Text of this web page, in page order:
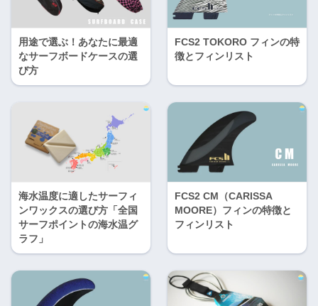
用途で選ぶ！あなたに最適
なサーフボードケースの選
び方
FCS2 TOKORO フィンの特
徴とフィンリスト
海水温度に適したサーフィ
ンワックスの選び方「全国
サーフポイントの海水温グ
ラフ」
FCS2 CM（CARISSA
MOORE）フィンの特徴と
フィンリスト